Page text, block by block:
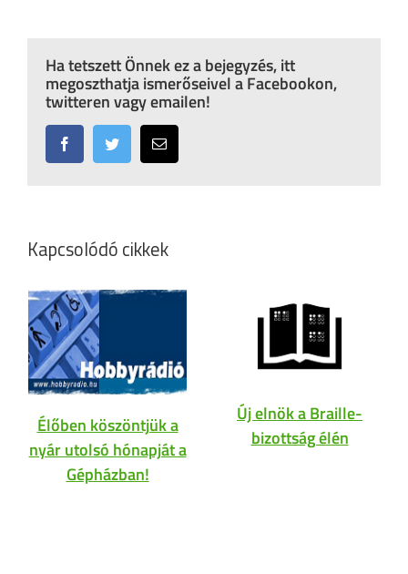
Ha tetszett Önnek ez a bejegyzés, itt
megoszthatja ismerőseivel a Facebookon,
twitteren vagy emailen!
FacebookTwitter Email:
Kapcsolódó cikkek
Élőben köszöntjük a
nyár utolsó hónapját a
Gépházban!
Új elnök a Braille-
bizottság élén